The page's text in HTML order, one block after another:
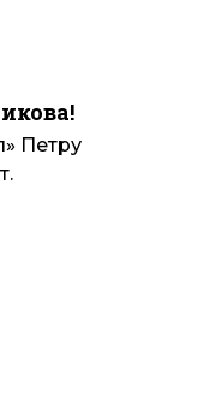
Петру